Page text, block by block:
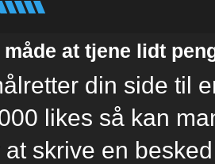
at tjene lidt
din side til
likes så kan
at skrive en